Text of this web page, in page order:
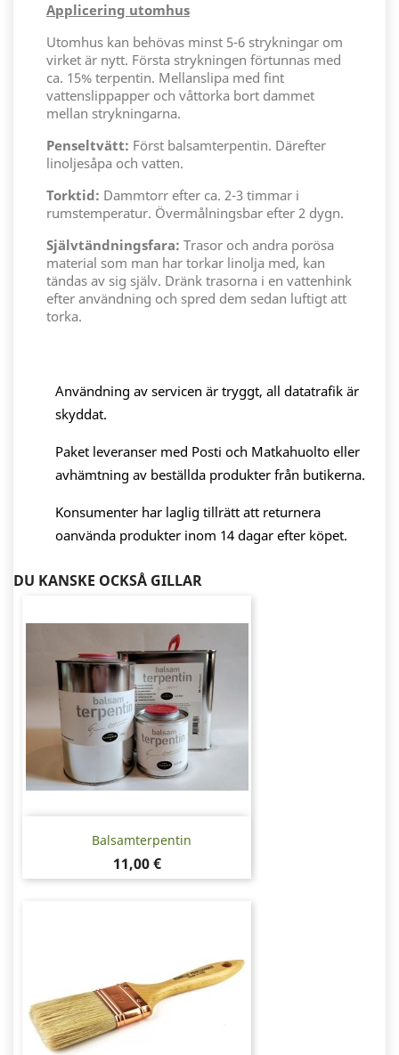
Applicering utomhus
Utomhus kan behövas minst 5-6 strykningar om
virket är nytt. Första strykningen förtunnas med
ca. 15% terpentin. Mellanslipa med fint
vattenslippapper och våttorka bort dammet
mellan strykningarna.
Penseltvätt: Först balsamterpentin. Därefter
linoljesåpa och vatten.
Torktid: Dammtorr efter ca. 2-3 timmar i
rumstemperatur. Övermålningsbar efter 2 dygn.
Självtändningsfara: Trasor och andra porösa
material som man har torkar linolja med, kan
tändas av sig själv. Dränk trasorna i en vattenhink
efter användning och spred dem sedan luftigt att
torka.
Användning av servicen är tryggt, all datatrafik är
skyddat.
Paket leveranser med Posti och Matkahuolto eller
avhämtning av beställda produkter från butikerna.
Konsumenter har laglig tillrätt att returnera
oanvända produkter inom 14 dagar efter köpet.
DU KANSKE OCKSÅ GILLAR
Balsamterpentin
Pris
11,00 €